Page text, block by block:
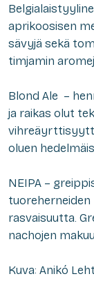
aprikoosisen
sävyjä sekä
timjamin
Blond Ale –
ja raikas olut
oluen
NEIPA –
tuoreherneiden
rasvaisuutta.
nachojen
Kuva: Anikó